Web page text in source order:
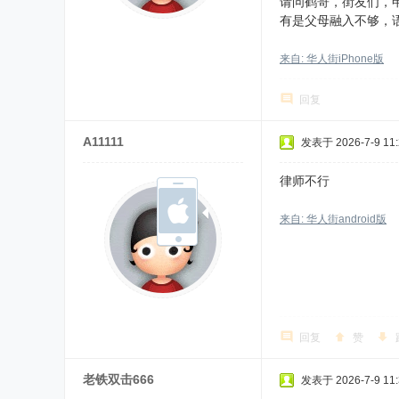
有是父母融入不够，
来自: 华人街iPhone版
回复
A11111 发表于 2026-7-9
律师不行
来自: 华人街android版
回复 赞
老铁双击666 发表于 2026-7-9